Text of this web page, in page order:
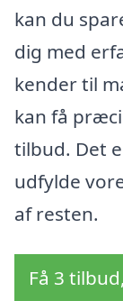
kan du
dig med
kender til
kan få
tilbud. Det
udfylde
af resten.
Få 3